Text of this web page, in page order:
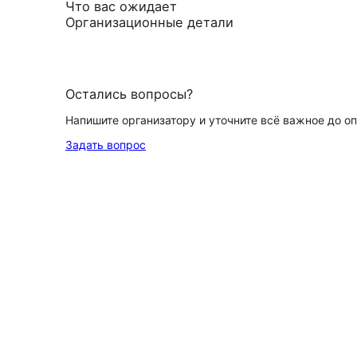
Что вас ожидает
Организационные детали
Остались вопросы?
Напишите организатору и уточните всё важное до
Задать вопрос